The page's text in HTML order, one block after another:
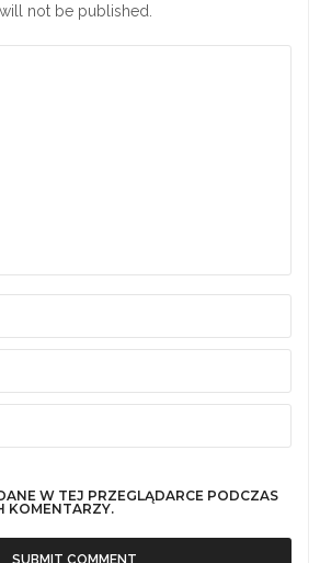
not be published.
W TEJ PRZEGLĄDARCE PODCZAS
KOMENTARZY.